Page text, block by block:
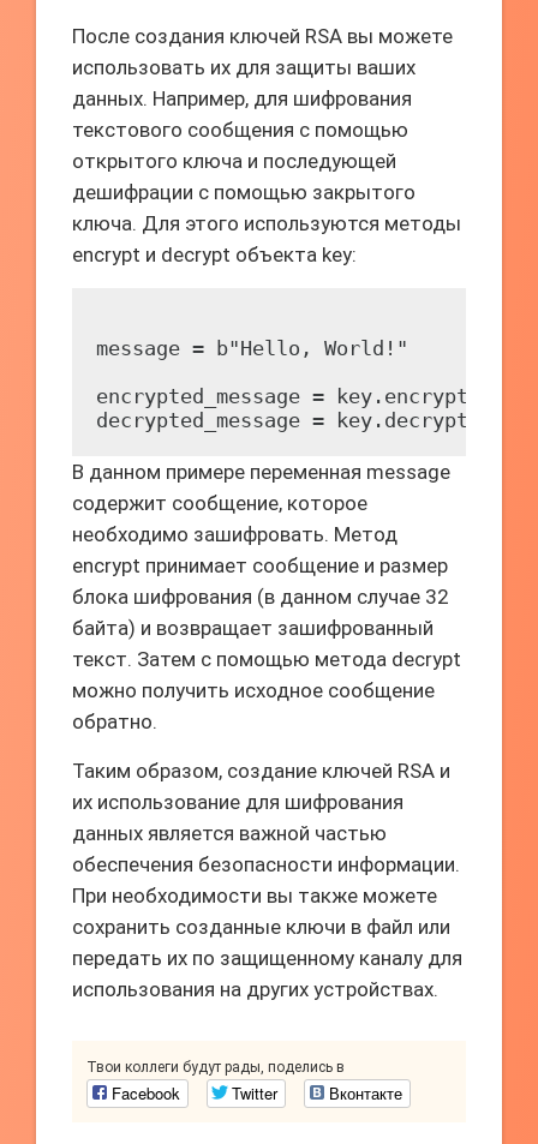
После создания ключей RSA вы можете
использовать их для защиты ваших
данных. Например, для шифрования
текстового сообщения с помощью
открытого ключа и последующей
дешифрации с помощью закрытого
ключа. Для этого используются методы
encrypt и decrypt объекта key:
message = b"Hello, World!"
encrypted_message =
В данном примере переменная message
содержит сообщение, которое
необходимо зашифровать. Метод
encrypt принимает сообщение и размер
блока шифрования (в данном случае 32
байта) и возвращает зашифрованный
текст. Затем с помощью метода decrypt
можно получить исходное сообщение
обратно.
Таким образом, создание ключей RSA и
их использование для шифрования
данных является важной частью
обеспечения безопасности информации.
При необходимости вы также можете
сохранить созданные ключи в файл или
передать их по защищенному каналу для
использования на других устройствах.
Твои коллеги будут рады, поделись в
Facebook Twitter Вконтакте